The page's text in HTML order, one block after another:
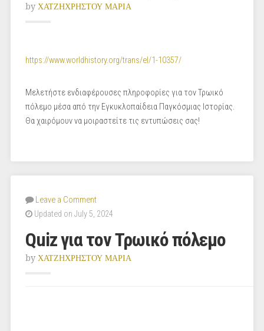
by ΧΑΤΖΗΧΡΗΣΤΟΥ ΜΑΡΙΑ
https://www.worldhistory.org/trans/el/1-10357/
Μελετήστε ενδιαφέρουσες πληροφορίες για τον Τρωικό
πόλεμο μέσα από την Εγκυκλοπαίδεια Παγκόσμιας Ιστορίας.
Θα χαιρόμουν να μοιραστείτε τις εντυπώσεις σας!
Leave a Comment
Updated on July 5, 2024
Quiz για τον Τρωικό πόλεμο
by ΧΑΤΖΗΧΡΗΣΤΟΥ ΜΑΡΙΑ